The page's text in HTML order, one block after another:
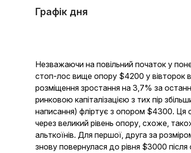
Графік дня
Незважаючи на повільний початок у
стоп-лос вище опору $4200 у вівторок
розміщення зростання на 3,7% за
ринковою капіталізацією з тих пір
написання) фліртує з опором $4300. Ця
через великий рівень опору, схоже,
альткоїнів. Для першої, друга за
знову повернулася до рівня $3000